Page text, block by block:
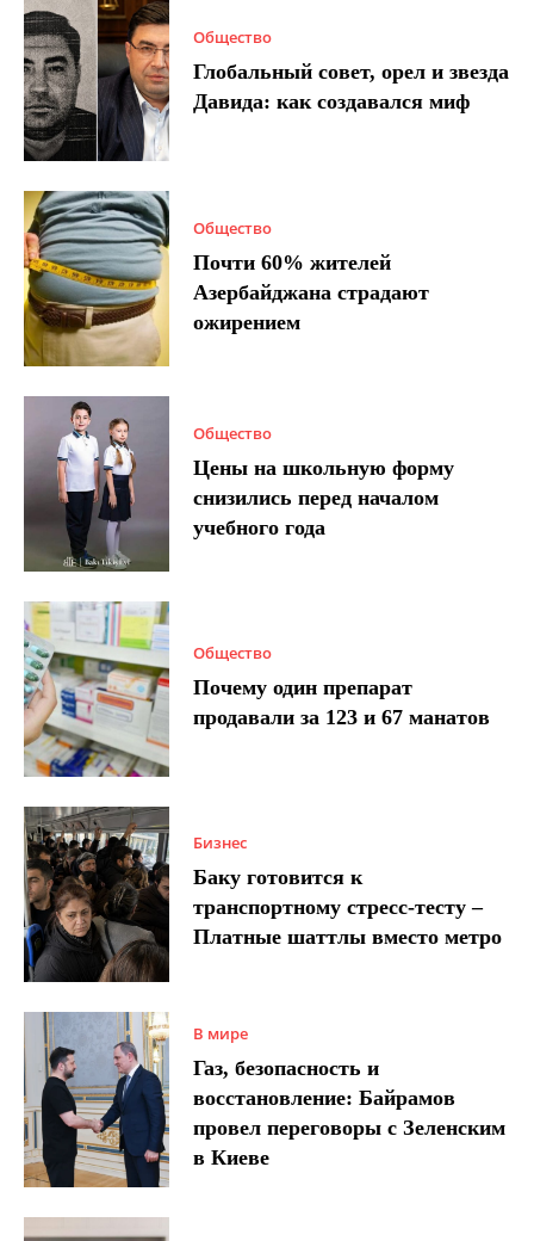
Общество
Глобальный совет, орел и звезда
Давида: как создавался миф
Общество
Почти 60% жителей
Азербайджана страдают
ожирением
Общество
Цены на школьную форму
снизились перед началом
учебного года
Общество
Почему один препарат
продавали за 123 и 67 манатов
Бизнес
Баку готовится к
транспортному стресс-тесту –
Платные шаттлы вместо метро
В мире
Газ, безопасность и
восстановление: Байрамов
провел переговоры с Зеленским
в Киеве